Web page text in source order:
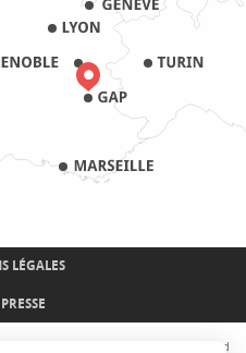
LÉGALES
s'engage sur le Massif Alpin avec le fond